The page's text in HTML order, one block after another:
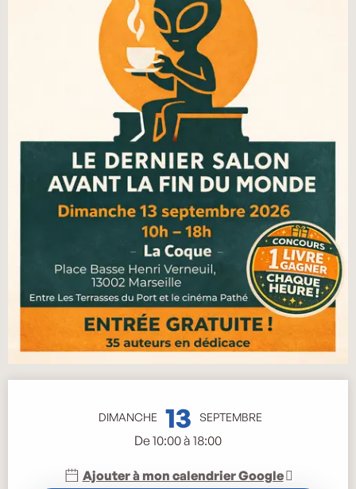
DIMANCHE 13 SEPTEMBRE
De 10:00 à 18:00
Ajouter à mon calendrier Google